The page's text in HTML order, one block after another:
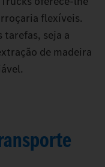
flexíveis.
tarefas, seja a
de madeira